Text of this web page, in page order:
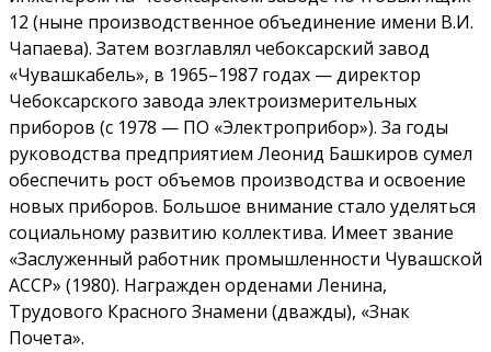
12 (ныне производственное объединение имени В.И.
Чапаева). Затем возглавлял чебоксарский завод
«Чувашкабель», в 1965–1987 годах — директор
Чебоксарского завода электроизмерительных
приборов (с 1978 — ПО «Электроприбор»). За годы
руководства предприятием Леонид Башкиров сумел
обеспечить рост объемов производства и освоение
новых приборов. Большое внимание стало уделяться
социальному развитию коллектива. Имеет звание
«Заслуженный работник промышленности Чувашской
АССР» (1980). Награжден орденами Ленина,
Трудового Красного Знамени (дважды), «Знак
Почета».